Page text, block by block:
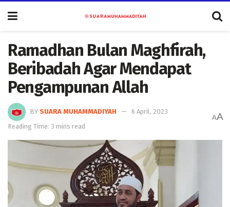
Ramadhan Bulan Maghfirah,
Beribadah Agar Mendapat
Pengampunan Allah
BY SUARA MUHAMMADIYAH
6 April, 2023
Reading Time: 3 mins read
AA